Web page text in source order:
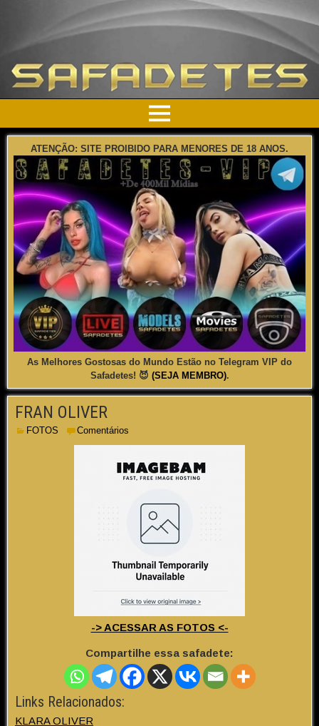
ATENÇÃO: SITE PROIBIDO PARA MENORES DE 18 ANOS.
As Melhores Gostosas do Mundo Estão no Telegram VIP do
Safadetes! 😈 (SEJA MEMBRO).
FRAN OLIVER
FOTOS Comentários
-> ACESSAR AS FOTOS <-
Compartilhe essa safadete:
Links Relacionados:
KLARA OLIVER